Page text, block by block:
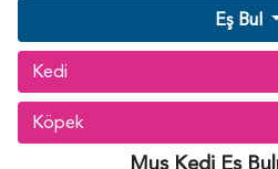
Eş Bul
Kedi
Köpek